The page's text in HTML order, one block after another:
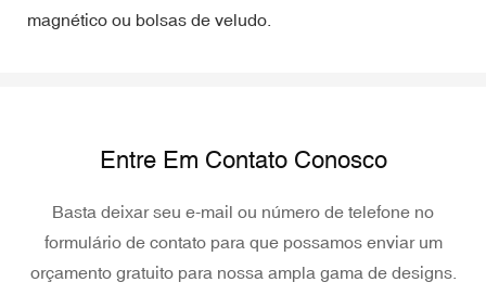
magnético ou bolsas de veludo.
Entre Em Contato Conosco
Basta deixar seu e-mail ou número de telefone no
formulário de contato para que possamos enviar um
orçamento gratuito para nossa ampla gama de designs.